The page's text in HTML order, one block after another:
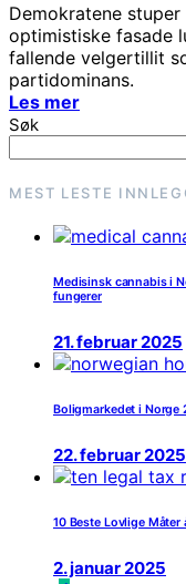
Demokratene
optimistiske fasade
fallende velgertillit
partidominans.
Les mer
Søk
MEST LESTE
Medisinsk cannabis i
fungerer
21. februar 2025
Boligmarkedet i Norge
22. februar 2025
10 Beste Lovlige
2. januar 2025